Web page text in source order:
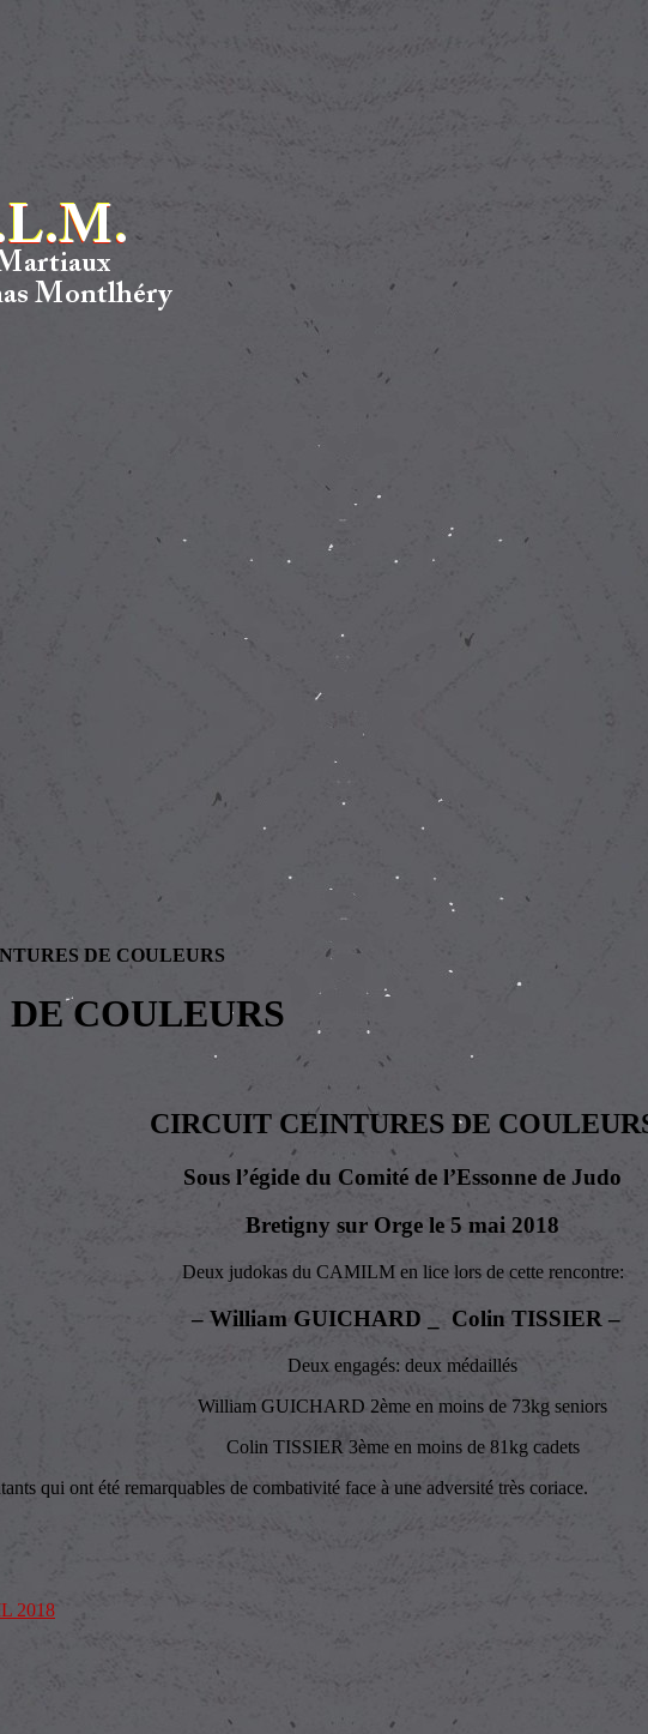
DE COULEURS
COULEURS
CIRCUIT CEINTURES DE
Sous l’égide du Comité de l’Essonne de Judo
Bretigny sur Orge le 5 mai 2018
Deux judokas du CAMILM en lice lors de cette rencontre:
– William GUICHARD _ Colin TISSIER –
Deux engagés: deux médaillés
William GUICHARD 2ème en moins de 73kg seniors
Colin TISSIER 3ème en moins de 81kg cadets
qui ont été remarquables de combativité face à une adversité très coriace.
2018